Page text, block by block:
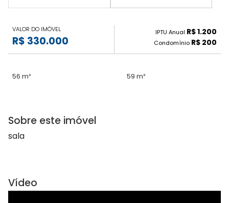
VALOR DO IMÓVEL
R$ 330.000
IPTU Anual R$ 1.200
Condomínio R$ 200
56 m² 59 m²
Sobre este imóvel
sala
Vídeo